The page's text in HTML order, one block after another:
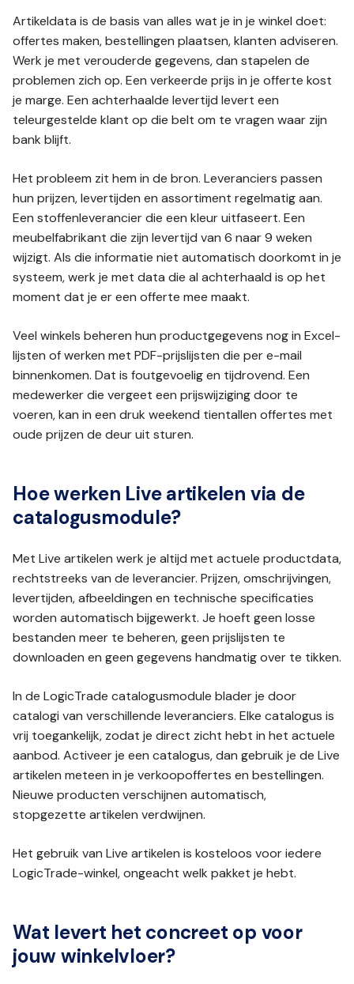
Artikeldata is de basis van alles wat je in je winkel doet:
offertes maken, bestellingen plaatsen, klanten adviseren.
Werk je met verouderde gegevens, dan stapelen de
problemen zich op. Een verkeerde prijs in je offerte kost
je marge. Een achterhaalde levertijd levert een
teleurgestelde klant op die belt om te vragen waar zijn
bank blijft.
Het probleem zit hem in de bron. Leveranciers passen
hun prijzen, levertijden en assortiment regelmatig aan.
Een stoffenleverancier die een kleur uitfaseert. Een
meubelfabrikant die zijn levertijd van 6 naar 9 weken
wijzigt. Als die informatie niet automatisch doorkomt in je
systeem, werk je met data die al achterhaald is op het
moment dat je er een offerte mee maakt.
Veel winkels beheren hun productgegevens nog in Excel-
lijsten of werken met PDF-prijslijsten die per e-mail
binnenkomen. Dat is foutgevoelig en tijdrovend. Een
medewerker die vergeet een prijswijziging door te
voeren, kan in een druk weekend tientallen offertes met
oude prijzen de deur uit sturen.
Hoe werken Live artikelen via de
catalogusmodule?
Met Live artikelen werk je altijd met actuele productdata,
rechtstreeks van de leverancier. Prijzen, omschrijvingen,
levertijden, afbeeldingen en technische specificaties
worden automatisch bijgewerkt. Je hoeft geen losse
bestanden meer te beheren, geen prijslijsten te
downloaden en geen gegevens handmatig over te tikken.
In de LogicTrade catalogusmodule blader je door
catalogi van verschillende leveranciers. Elke catalogus is
vrij toegankelijk, zodat je direct zicht hebt in het actuele
aanbod. Activeer je een catalogus, dan gebruik je de Live
artikelen meteen in je verkoopoffertes en bestellingen.
Nieuwe producten verschijnen automatisch,
stopgezette artikelen verdwijnen.
Het gebruik van Live artikelen is kosteloos voor iedere
LogicTrade-winkel, ongeacht welk pakket je hebt.
Wat levert het concreet op voor
jouw winkelvloer?